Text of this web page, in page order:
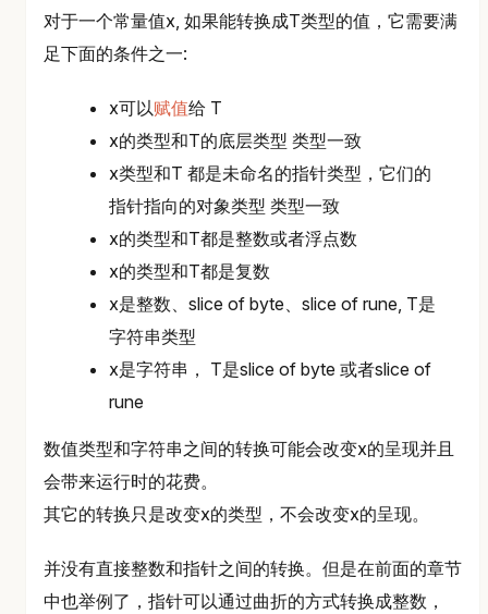
对于一个常量值x, 如果能转换成T类型的值，它需要满
足下面的条件之一:
x可以赋值给 T
x的类型和T的底层类型 类型一致
x类型和T 都是未命名的指针类型，它们的
指针指向的对象类型 类型一致
x的类型和T都是整数或者浮点数
x的类型和T都是复数
x是整数、slice of byte、slice of rune, T是
字符串类型
x是字符串， T是slice of byte 或者slice of
rune
数值类型和字符串之间的转换可能会改变x的呈现并且
会带来运行时的花费。
其它的转换只是改变x的类型，不会改变x的呈现。
并没有直接整数和指针之间的转换。但是在前面的章节
中也举例了，指针可以通过曲折的方式转换成整数，